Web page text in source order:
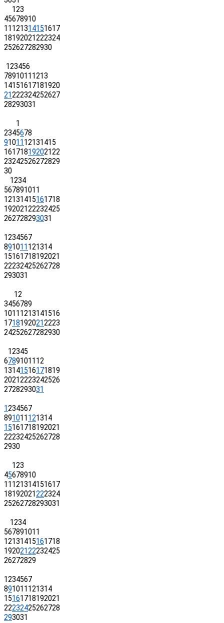
123
45678910
11 121314151617
18192021222324
252627282930
123456
7891011 1213
14151617181920
21222324252627
28293031
1
2345678
91011 12131415
16171819202122
23242526272829
30
1234
567891011
12131415161718
19202122232425
262728293031
1234567
891011 121314
15161718192021
22232425262728
293031
12
3456789
1011 1213141516
17181920212223
24252627282930
12345
67891011 12
13141516171819
20212223242526
2728293031
1234567
891011 121314
15161718192021
22232425262728
2930
123
45678910
11 121314151617
18192021222324
25262728293031
1234
567891011
12131415161718
19202122232425
26272829
1234567
891011 121314
15161718192021
22232425262728
293031